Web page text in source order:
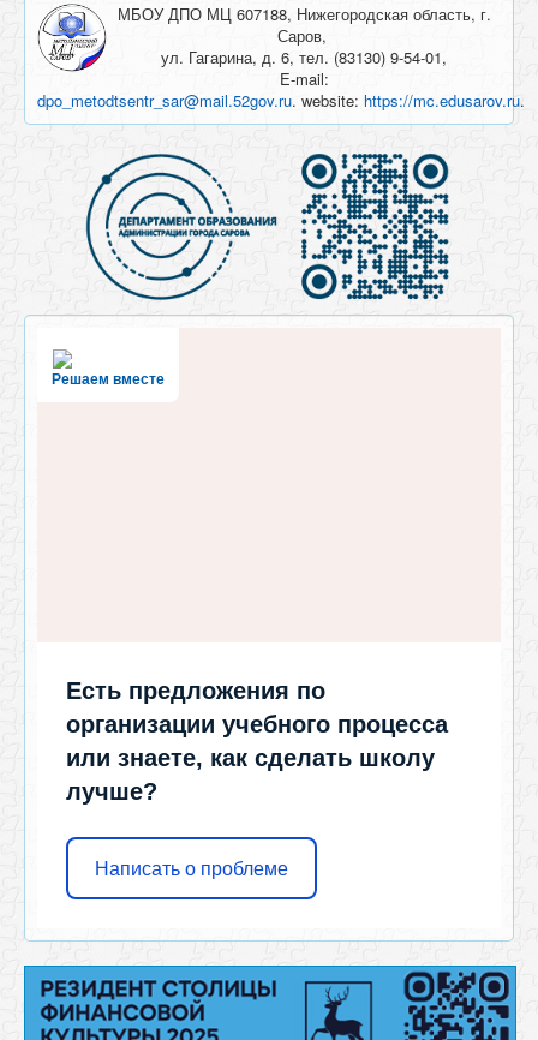
МБОУ ДПО МЦ 607188, Нижегородская область, г.
Саров,
ул. Гагарина, д. 6, тел. (83130) 9-54-01,
E-mail:
dpo_metodtsentr_sar@mail.52gov.ru. website: https://mc.edusarov.ru.
Решаем вместе
Есть предложения по
организации учебного процесса
или знаете, как сделать школу
лучше?
Написать о проблеме